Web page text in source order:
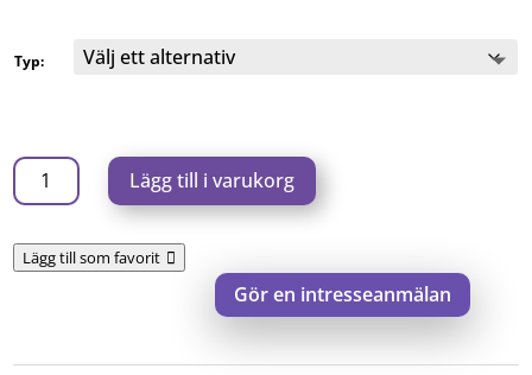
Typ:
Bokföring
och
i
-
Lägg till i varukorg
Lägg till som favorit
Gör en intresseanmälan